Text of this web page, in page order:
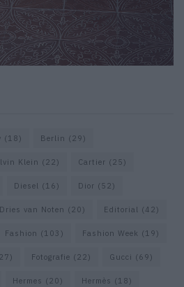
(18) Berlin (29)
Klein (22) Cartier (25)
Diesel (16) Dior (52)
Dries van Noten (20) Editorial (42)
Fashion (103) Fashion Week (19)
Fotografie (22) Gucci (69)
Hermes (20) Hermès (18)